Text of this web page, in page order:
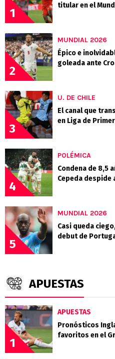
1
titular en el
2
MUNDIAL 2026
Épico e
goleada ante
3
U. DE CHILE
El canal que
en Liga de
4
POLÉMICA
Condena de 8,5
Cepeda despide
5
MUNDIAL 2026
Casi queda
debut de
APUESTAS
1
APUESTAS
Pronósticos
favoritos en el